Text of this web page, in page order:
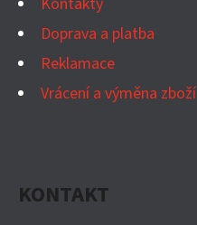
Doprava a platba
Reklamace
Vrácení a výměna zboží
KONTAKT